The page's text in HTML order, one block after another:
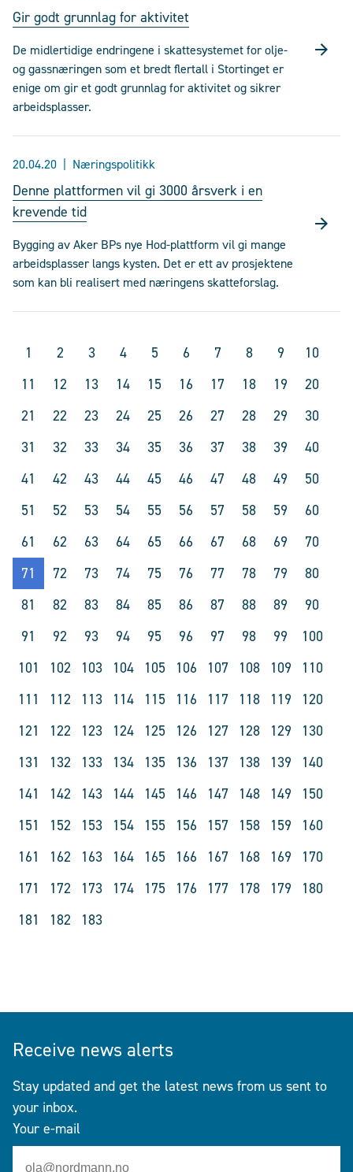
Gir godt grunnlag for aktivitet
De midlertidige endringene i skattesystemet for olje-
og gassnæringen som et bredt flertall i Stortinget er
enige om gir et godt grunnlag for aktivitet og sikrer
arbeidsplasser.
20.04.20 Næringspolitikk
Denne plattformen vil gi 3000 årsverk i en
krevende tid
Bygging av Aker BPs nye Hod-plattform vil gi mange
arbeidsplasser langs kysten. Det er ett av prosjektene
som kan bli realisert med næringens skatteforslag.
1 2 3 4 5 6 7 8 9
10
11
12 13 14 15 16 17 18 19
20
21
22 23 24 25 26 27 28 29
30
31
32 33 34 35 36 37 38 39
40
41
42 43 44 45 46 47 48 49
50
51
52 53 54 55 56 57 58 59
60
61
62 63 64 65 66 67 68 69
70
71
72 73 74 75 76 77 78 79
80
81
82 83 84 85 86 87 88 89
90
91
92 93 94 95 96 97 98 99
100
101
102 103 104 105 106 107 108 109
110
111
112 113 114 115 116 117 118 119
120
121
122 123 124 125 126 127 128 129
130
131
132 133 134 135 136 137 138 139
140
141
142 143 144 145 146 147 148 149
150
151
152 153 154 155 156 157 158 159
160
161
162 163 164 165 166 167 168 169
170
171
172 173 174 175 176 177 178 179
180
181
182 183
Receive news alerts
Stay updated and get the latest news from us sent to
your inbox.
Your e-mail